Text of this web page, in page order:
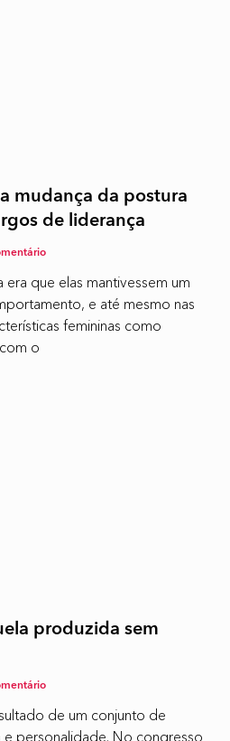
mudança da postura
de liderança
que elas mantivessem um
e até mesmo nas
femininas como
o
produzida sem
de um conjunto de
personalidade. No congresso